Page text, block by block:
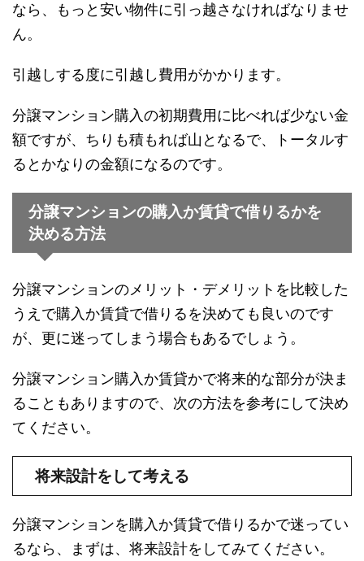
なら、もっと安い物件に引っ越さなければなりませ
ん。
引越しする度に引越し費用がかかります。
分譲マンション購入の初期費用に比べれば少ない金
額ですが、ちりも積もれば山となるで、トータルす
るとかなりの金額になるのです。
分譲マンションの購入か賃貸で借りるかを
決める方法
分譲マンションのメリット・デメリットを比較した
うえで購入か賃貸で借りるを決めても良いのです
が、更に迷ってしまう場合もあるでしょう。
分譲マンション購入か賃貸かで将来的な部分が決ま
ることもありますので、次の方法を参考にして決め
てください。
将来設計をして考える
分譲マンションを購入か賃貸で借りるかで迷ってい
るなら、まずは、将来設計をしてみてください。